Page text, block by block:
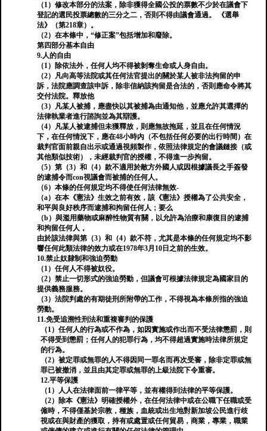
（1）修改本部分的法案，除非獲得全國公投的票數不少於在議會下
登記的選民投票總數的三分之二，否則不得由議會通過。 《選舉
法》（第218章）。
（2）在本條中，“修正案”包括增加和廢除。
第四部分基本自由
9.人的自由
（1）除依法外，任何人均不得被剝奪生命或人身自由。
（2）凡向高等法院或其任何法官提出的關於某人被非法拘留的申
訴，法院應調查該申訴，除非信納該拘留是合法的，否則應命令將其
交付法院。釋放他
（3）凡某人被捕，應盡快以其被捕為由通知他，並應允許其選擇的
法律執業者進行諮詢並為其辯護。
（4）凡某人被逮捕但未獲釋放，則應無故拖延，並且在任何情況
下，在任何情況下，應在48小時內（不包括任何必要的出行時間）在
裁判官面前親自出示或通過視頻製作，依照法律規定的會議鏈接（或
其他類似技術），未經裁判官的授權，不得進一步拘留。
（5）第（3）和（4）款不適用於敵方外國人或因根據議長之手簽發
的逮捕令而con視議會而被捕的任何人。
（6）本條的任何規定均不得使任何法律無效-
（a）在本《憲法》生效之前有效，該《憲法》授權為了公共安全，
和平與良好秩序而逮捕和拘留任何人；要么
（b）與濫用藥物或麻醉性物質有關，以允許為治療和康復目的逮捕
和拘留任何人，
由於該法律與第（3）和（4）款不符，尤其是本條的任何規定均不影
響任何此類法律的效力或在1978年3月10日之前的生效。
10.禁止奴隸制和強迫勞動
（1）任何人不得被奴役。
（2）禁止一切形式的強迫勞動，但議會可根據法律規定為國家目的
提供義務服務。
（3）法院判處的有期徒刑所附帶的工作，不得視為本條所指的強迫
勞動。
11.免受追溯性刑法和重複審判的保護
（1）任何人的行為或不作為，如因實施或作出而不受法律懲罰，則
不得受到懲罰；任何人的犯罪行為，均不得超過實施時法律所規定
的行為。
（2）被定罪或無罪的人不得因同一罪名而再次受審，除非定罪或無
罪已被撤消，並且由其定罪或無罪的上級法院下令重審。
12.平等保護
（1）人人在法律面前一律平等，並有權得到法律的平等保護。
（2）除本《憲法》明確授權外，在任何法律中或在公職下任職或受
僱時，不得僅基於宗教，種族，血統或出生地對新加坡公民進行歧
視或在與財產的獲取，持有或處置或任何貿易，商業，專業，職業